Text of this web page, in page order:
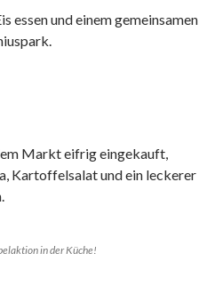
essen und einem gemeinsamen
Markt eifrig eingekauft,
Kartoffelsalat und ein leckerer
in der Küche!